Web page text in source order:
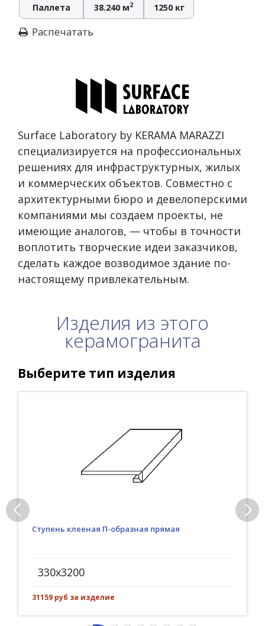
Паллета 38.240 м2 1250 кг
Распечатать
Surface Laboratory by KERAMA MARAZZI
специализируется на профессиональных
решениях для инфраструктурных, жилых
и коммерческих объектов. Совместно с
архитектурными бюро и девелоперскими
компаниями мы создаем проекты, не
имеющие аналогов, — чтобы в точности
воплотить творческие идеи заказчиков,
сделать каждое возводимое здание по-
настоящему привлекательным.
Изделия из этого
керамогранита
Выберите тип изделия
Ступень клееная П-образная прямая
330x3200
31159 руб за изделие